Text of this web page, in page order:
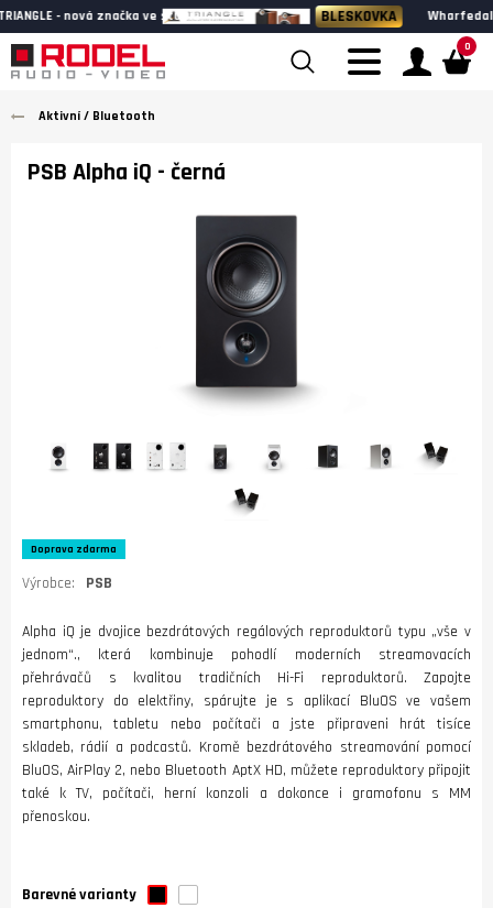
BLESKOVKA Wharfedale HERITAGE - k poslechu v našem showroomu
0
Aktivní / Bluetooth
PSB Alpha iQ - černá
Doprava zdarma
Výrobce: PSB
Alpha iQ je dvojice bezdrátových regálových reproduktorů typu „vše v
jednom“., která kombinuje pohodlí moderních streamovacích
přehrávačů s kvalitou tradičních Hi-Fi reproduktorů. Zapojte
reproduktory do elektřiny, spárujte je s aplikací BluOS ve vašem
smartphonu, tabletu nebo počítači a jste připraveni hrát tisíce
skladeb, rádií a podcastů. Kromě bezdrátového streamování pomocí
BluOS, AirPlay 2, nebo Bluetooth AptX HD, můžete reproduktory připojit
také k TV, počítači, herní konzoli a dokonce i gramofonu s MM
přenoskou.
Barevné varianty